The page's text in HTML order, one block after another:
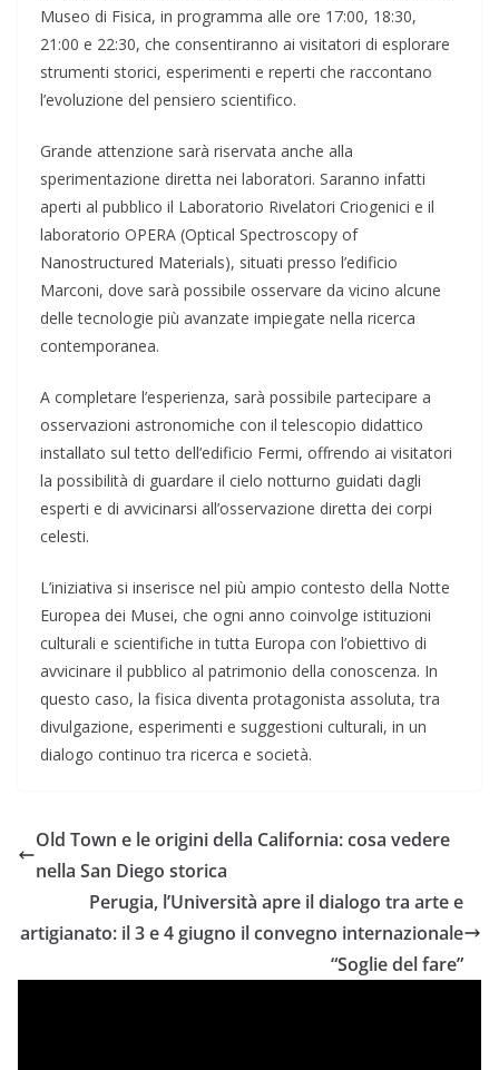
Museo di Fisica, in programma alle ore 17:00, 18:30,
21:00 e 22:30, che consentiranno ai visitatori di esplorare
strumenti storici, esperimenti e reperti che raccontano
l’evoluzione del pensiero scientifico.
Grande attenzione sarà riservata anche alla
sperimentazione diretta nei laboratori. Saranno infatti
aperti al pubblico il Laboratorio Rivelatori Criogenici e il
laboratorio OPERA (Optical Spectroscopy of
Nanostructured Materials), situati presso l’edificio
Marconi, dove sarà possibile osservare da vicino alcune
delle tecnologie più avanzate impiegate nella ricerca
contemporanea.
A completare l’esperienza, sarà possibile partecipare a
osservazioni astronomiche con il telescopio didattico
installato sul tetto dell’edificio Fermi, offrendo ai visitatori
la possibilità di guardare il cielo notturno guidati dagli
esperti e di avvicinarsi all’osservazione diretta dei corpi
celesti.
L’iniziativa si inserisce nel più ampio contesto della Notte
Europea dei Musei, che ogni anno coinvolge istituzioni
culturali e scientifiche in tutta Europa con l’obiettivo di
avvicinare il pubblico al patrimonio della conoscenza. In
questo caso, la fisica diventa protagonista assoluta, tra
divulgazione, esperimenti e suggestioni culturali, in un
dialogo continuo tra ricerca e società.
Old Town e le origini della California: cosa vedere
nella San Diego storica
Perugia, l’Università apre il dialogo tra arte e
artigianato: il 3 e 4 giugno il convegno internazionale
“Soglie del fare”